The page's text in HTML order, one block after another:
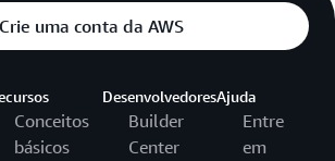
Crie uma conta da AWS
Conceitos
básicos
Desenvolvedores
Builder
Center
Ajuda
Entre
em